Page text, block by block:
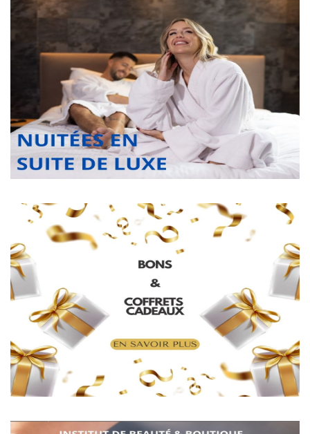
Suite de luxe en nuitée
Boutique